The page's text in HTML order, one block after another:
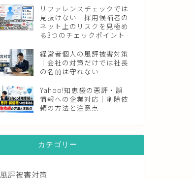
リファレンスチェックでは
見抜けない｜採用候補者の
ネット上のリスクを見極め
る3つのチェックポイント
経営者個人の風評被害対策
｜会社の対策だけでは社長
の名前は守れない
Yahoo!知恵袋の悪評・誤
情報への企業対応｜削除依
頼の方法と注意点
カテゴリー
風評被害対策